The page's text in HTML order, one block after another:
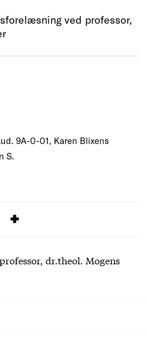
ved professor,
9A-0-01, Karen Blixens
S.
dr.theol. Mogens